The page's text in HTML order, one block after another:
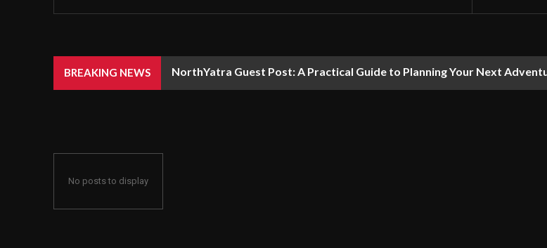
BREAKING NEWS NorthYatra Guest Post: A Practical Guide to Planning Your Next
No posts to display